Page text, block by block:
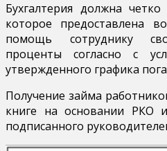
Бухгалтерия должна
которое предоставлена
помощь сотруднику
проценты согласно с
утвержденного графика
Получение займа
книге на основании РКО и
подписанного